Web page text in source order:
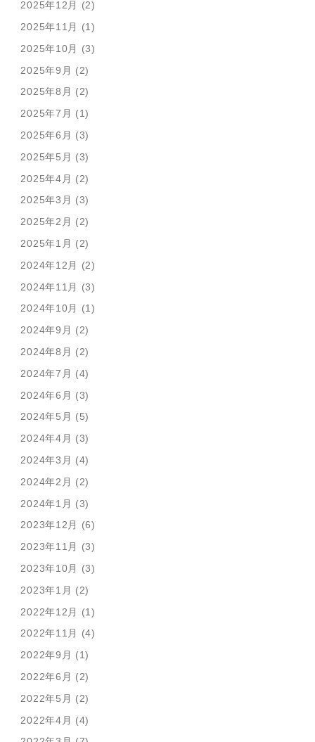
2025年12月 (2)
2025年11月 (1)
2025年10月 (3)
2025年9月 (2)
2025年8月 (2)
2025年7月 (1)
2025年6月 (3)
2025年5月 (3)
2025年4月 (2)
2025年3月 (3)
2025年2月 (2)
2025年1月 (2)
2024年12月 (2)
2024年11月 (3)
2024年10月 (1)
2024年9月 (2)
2024年8月 (2)
2024年7月 (4)
2024年6月 (3)
2024年5月 (5)
2024年4月 (3)
2024年3月 (4)
2024年2月 (2)
2024年1月 (3)
2023年12月 (6)
2023年11月 (3)
2023年10月 (3)
2023年1月 (2)
2022年12月 (1)
2022年11月 (4)
2022年9月 (1)
2022年6月 (2)
2022年5月 (2)
2022年4月 (4)